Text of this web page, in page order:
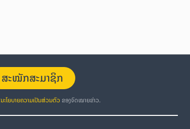
ສະໝັກສະມາຊິກ
ນະໂຍບາຍຄວາມເປັນສ່ວນຕົວຂອງຈົດໝາຍຂ່າວ.